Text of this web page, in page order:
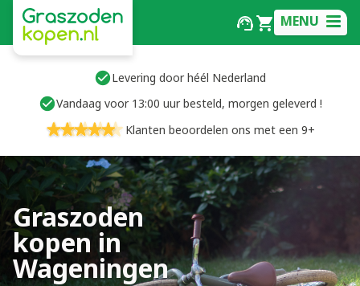
MENU
Levering door héél Nederland
Vandaag voor 13:00 uur besteld, morgen geleverd !
Klanten beoordelen ons met een 9+
Graszoden
kopen in
Wageningen